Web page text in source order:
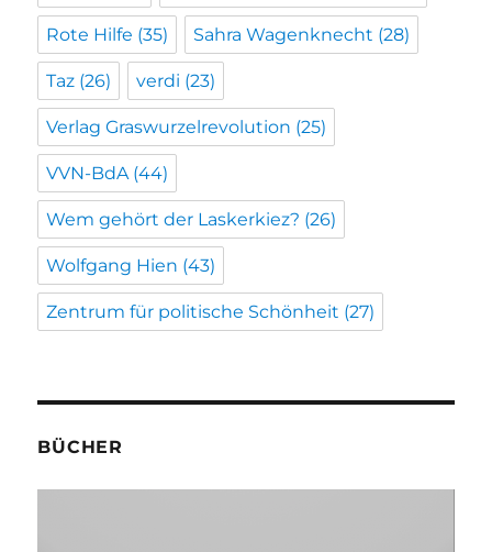
Rote Hilfe (35) Sahra Wagenknecht (28)
Taz (26) verdi (23)
Verlag Graswurzelrevolution (25)
VVN-BdA (44)
Wem gehört der Laskerkiez? (26)
Wolfgang Hien (43)
Zentrum für politische Schönheit (27)
BÜCHER